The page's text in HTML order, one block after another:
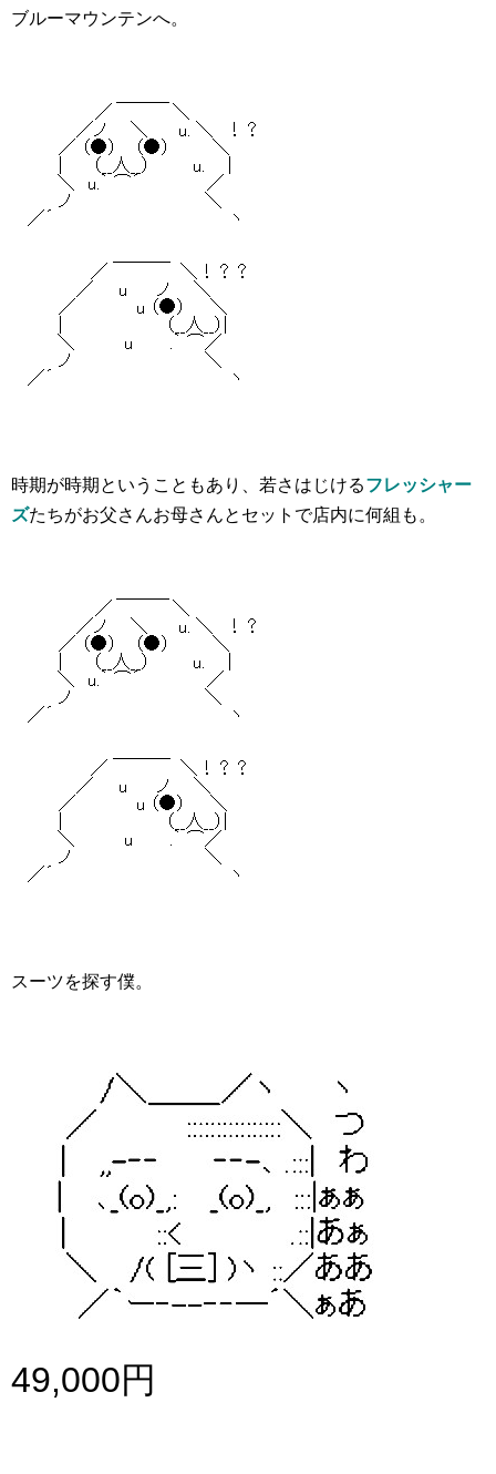
ブルーマウンテンへ。
時期が時期ということもあり、若さはじけるフレッシャー
ズたちがお父さんお母さんとセットで店内に何組も。
スーツを探す僕。
49,000円